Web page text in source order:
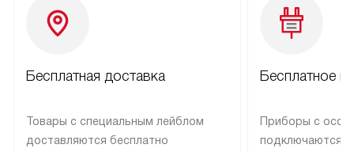
Бесплатная доставка
Товары с специальным лейблом
доставляются бесплатно
Бесплатное
Приборы с
подключаются к